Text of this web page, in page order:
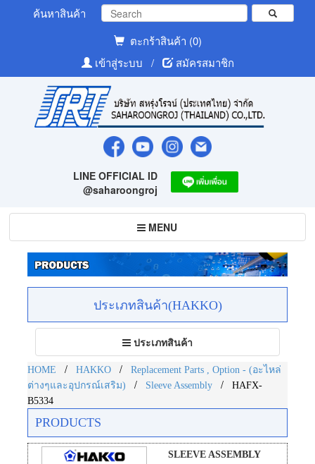
ค้นหาสินค้า
ตะกร้าสินค้า (0)
เข้าสู่ระบบ
/ สมัครสมาชิก
LINE OFFICIAL ID
@saharoongroj
Toggle
navigation
MENU
ประเภทสินค้า(HAKKO)
Toggle
navigation
ประเภทสินค้า
HOME / HAKKO /
Replacement Parts , Option - (อะไหล่
ต่างๆและอุปกรณ์เสริม)
/ Sleeve Assembly /
HAFX-
B5334
PRODUCTS
SLEEVE ASSEMBLY